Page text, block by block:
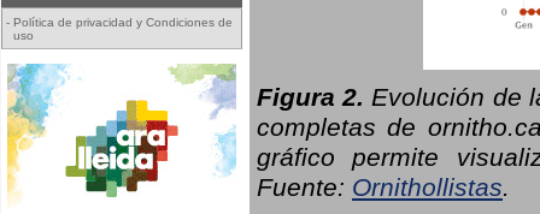
- Política de privacidad y Condiciones de
uso
Figura 2. Evolución de
completas de
gráfico permite
Fuente: Ornithollistas.